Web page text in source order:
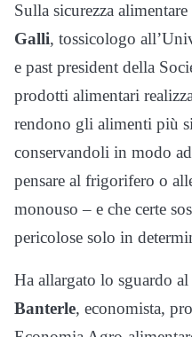
Sulla sicurezza
Galli, tossicologo
e past president della
prodotti alimentari
rendono gli alimenti più
conservandoli in modo
pensare al frigorifero o
monouso – e che certe
pericolose solo in
Ha allargato lo sguardo
Banterle, economista,